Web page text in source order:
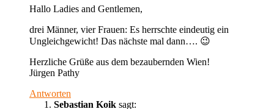
Hallo Ladies and Gentlemen,
drei Männer, vier Frauen: Es herrschte eindeutig ein
Ungleichgewicht! Das nächste mal dann…. 😉
Herzliche Grüße aus dem bezaubernden Wien!
Jürgen Pathy
Antworten
Sebastian Koik sagt: